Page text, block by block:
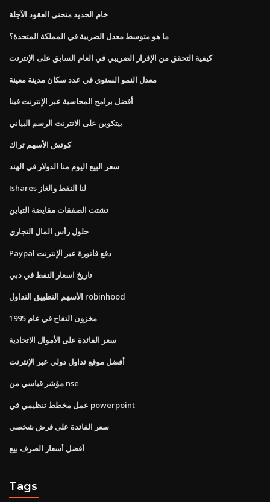
خام الحديد منحنى العقود الآجلة
ما هو متوسط ​​معدل الضريبة في المملكة المتحدة؟
كيفية التحقق من الإقرار الضريبي في العام السابق على الإنترنت
معدل النمو السنوي في عدد سكان مدينة معينة
أفضل برامج المحاسبة عبر الإنترنت فينا
بيتكوين على الانترنت الرسم البياني
كوتش الأسهم تراك
سعر البيع اليوم منا الدولار في الهند
Ishares لنا النفط والغاز
تشتت الصفقات مقايضة التباين
حلول رأس المال التجاري
Paypal دفع فاتورة عبر الإنترنت
تاريخ اسعار النفط في دبي
الأسهم التطبيق التداول robinhood
مخزون التفاح في عام 1995
سعر الفائدة على الأموال الاتحادية
أفضل موقع تداول دولي عبر الإنترنت
مؤشر قياسي من nse
عمل مخطط تنظيمي في powerpoint
سعر الفائدة على قرض شخصي
أفضل أسعار الصرف بيع
Tags